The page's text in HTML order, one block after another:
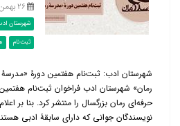
۲۶ بهمن ۱۴۰۱ |
شهرستان
ثبت‌نام
شهرستان ادب: ثبت‌نام هفتمین دورۀ «مدرسۀ
رمان» شهرستان ادب فراخوان ثبت‌نام
حرفه‌ای رمان بزرگسال را منتشر کرد. بنا بر
نویسندگان جوانی که دارای سابقۀ ادبی